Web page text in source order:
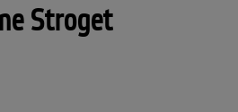
Stroget